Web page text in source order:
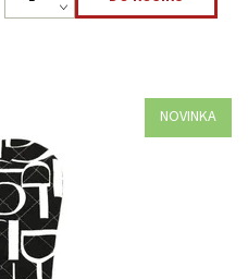
NOVINKA
ochrání vaše prsty, zápěstí i
nádob nebo zvedání